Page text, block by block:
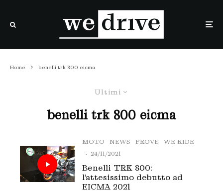
Home benelli trk 800 eicma
Ultimi
benelli trk 800 eicma
MOTO NEWS PROVE
WE RIDE
· 24/11/2021
Benelli TRK 800:
l’attesissimo debutto ad
EICMA 2021